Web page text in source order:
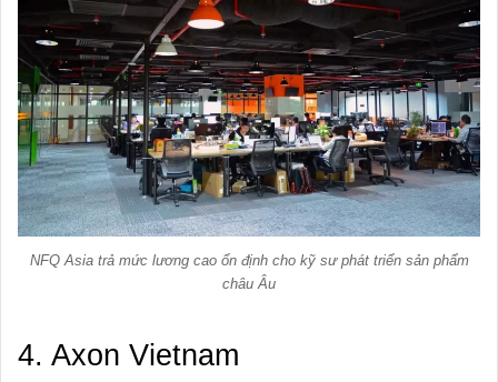
NFQ Asia trả mức lương cao ổn định cho kỹ sư phát triển sản phẩm
châu Âu
4. Axon Vietnam